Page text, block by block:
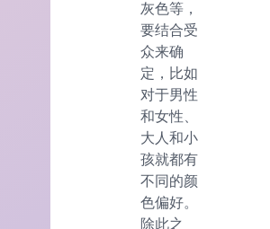
灰色等，
要结合受
众来确
定，比如
对于男性
和女性、
大人和小
孩就都有
不同的颜
色偏好。
除此之